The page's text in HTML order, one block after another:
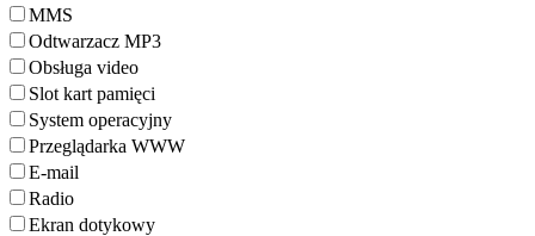
MMS
Odtwarzacz MP3
Obsługa video
Slot kart pamięci
System operacyjny
Przeglądarka WWW
E-mail
Radio
Ekran dotykowy